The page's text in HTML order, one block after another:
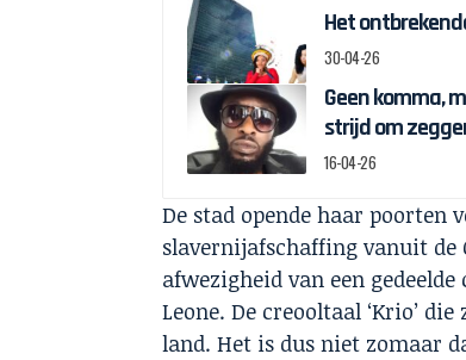
Het
30-04-26
Geen komma,
strijd om
16-04-26
De stad opende haar poorten
slavernijafschaffing vanuit de
afwezigheid van een
Leone. De creooltaal ‘Krio’
land. Het is dus niet zomaar